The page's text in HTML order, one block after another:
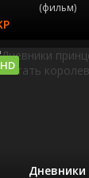
(фильм)
Дневники
HD